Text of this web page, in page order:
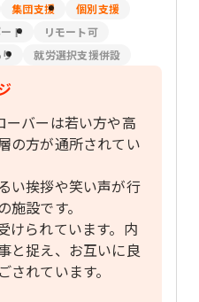
集団支援
個別支援
ト
リモート可
就労選択支援併設
ーバーは若い方や高
の方が通所されてい
い挨拶や笑い声が行
設です。
けられています。内
と捉え、お互いに良
れています。